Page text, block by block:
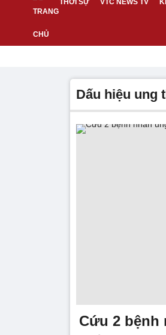
THỜI SỰ VTC NEWS TV
dấu hiệu ung
Cứu 2 bệnh